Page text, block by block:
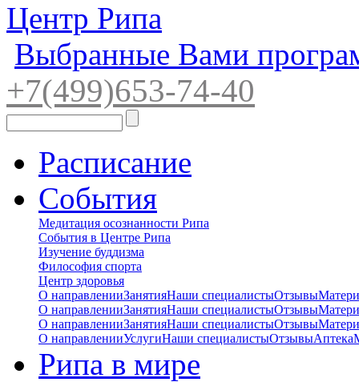
Центр Рипа
Выбранные Вами
+7(499)653-74-40
Расписание
События
Медитация осознанности Рипа
События в Центре Рипа
Изучение буддизма
Философия спорта
Центр здоровья
О направленииЗанятияНаши специалистыОтзывы
О направленииЗанятияНаши специалистыОтзывы
О направленииЗанятияНаши специалистыОтзывы
О направленииУслугиНаши специалистыОтзывыАптека
Рипа в мире